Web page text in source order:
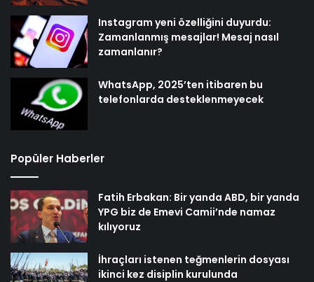
Instagram yeni özelliğini duyurdu:
Zamanlanmış mesajlar! Mesaj nasıl
zamanlanır?
WhatsApp, 2025’ten itibaren bu
telefonlarda desteklenmeyecek
Popüler Haberler
Fatih Erbakan: Bir yanda ABD, bir yanda
YPG biz de Emevi Camii’nde namaz
kılıyoruz
İhraçları istenen teğmenlerin dosyası
ikinci kez disiplin kurulunda